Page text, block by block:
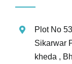
Plot No
Sikarwar
kheda ,